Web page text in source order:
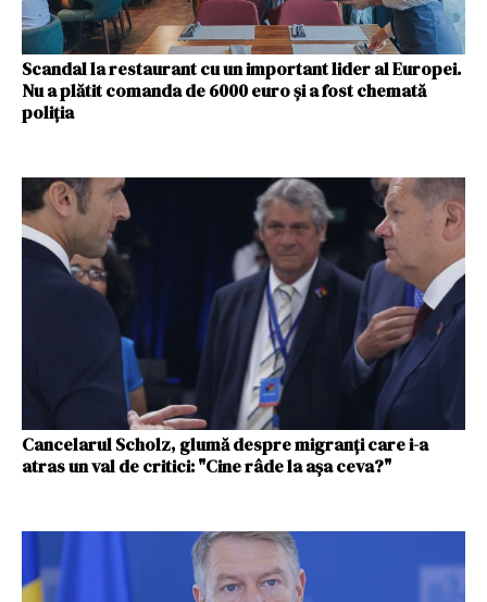
Scandal la restaurant cu un important lider al Europei.
Nu a plătit comanda de 6000 euro și a fost chemată
poliția
Cancelarul Scholz, glumă despre migranți care i-a
atras un val de critici: "Cine râde la așa ceva?"